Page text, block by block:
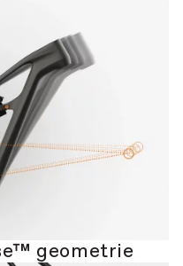
geometrie